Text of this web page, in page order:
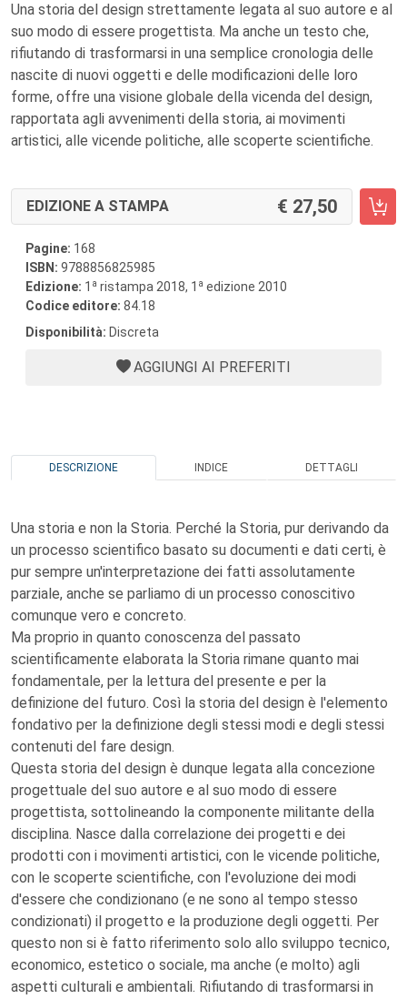
Una storia del design strettamente legata al suo autore e al
suo modo di essere progettista. Ma anche un testo che,
rifiutando di trasformarsi in una semplice cronologia delle
nascite di nuovi oggetti e delle modificazioni delle loro
forme, offre una visione globale della vicenda del design,
rapportata agli avvenimenti della storia, ai movimenti
artistici, alle vicende politiche, alle scoperte scientifiche.
EDIZIONE A STAMPA 27,50
Pagine: 168
ISBN: 9788856825985
Edizione: 1 a ristampa 2018, 1 a edizione 2010
Codice editore: 84.18
Disponibilità: Discreta
AGGIUNGI AI PREFERITI
DESCRIZIONE INDICE DETTAGLI
Una storia e non la Storia. Perché la Storia, pur derivando da
un processo scientifico basato su documenti e dati certi, è
pur sempre un'interpretazione dei fatti assolutamente
parziale, anche se parliamo di un processo conoscitivo
comunque vero e concreto.
Ma proprio in quanto conoscenza del passato
scientificamente elaborata la Storia rimane quanto mai
fondamentale, per la lettura del presente e per la
definizione del futuro. Così la storia del design è l'elemento
fondativo per la definizione degli stessi modi e degli stessi
contenuti del fare design.
Questa storia del design è dunque legata alla concezione
progettuale del suo autore e al suo modo di essere
progettista, sottolineando la componente militante della
disciplina. Nasce dalla correlazione dei progetti e dei
prodotti con i movimenti artistici, con le vicende politiche,
con le scoperte scientifiche, con l'evoluzione dei modi
d'essere che condizionano (e ne sono al tempo stesso
condizionati) il progetto e la produzione degli oggetti. Per
questo non si è fatto riferimento solo allo sviluppo tecnico,
economico, estetico o sociale, ma anche (e molto) agli
aspetti culturali e ambientali. Rifiutando di trasformarsi in